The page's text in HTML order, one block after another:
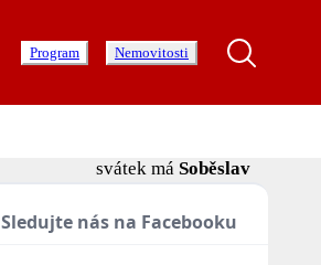
Program Nemovitosti
svátek má Soběslav
Sledujte nás na Facebooku